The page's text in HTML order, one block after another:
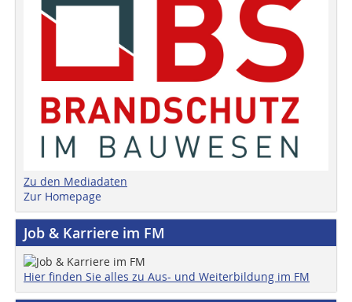
Zu den Mediadaten
Zur Homepage
Job & Karriere im FM
Hier finden Sie alles zu Aus- und Weiterbildung im FM